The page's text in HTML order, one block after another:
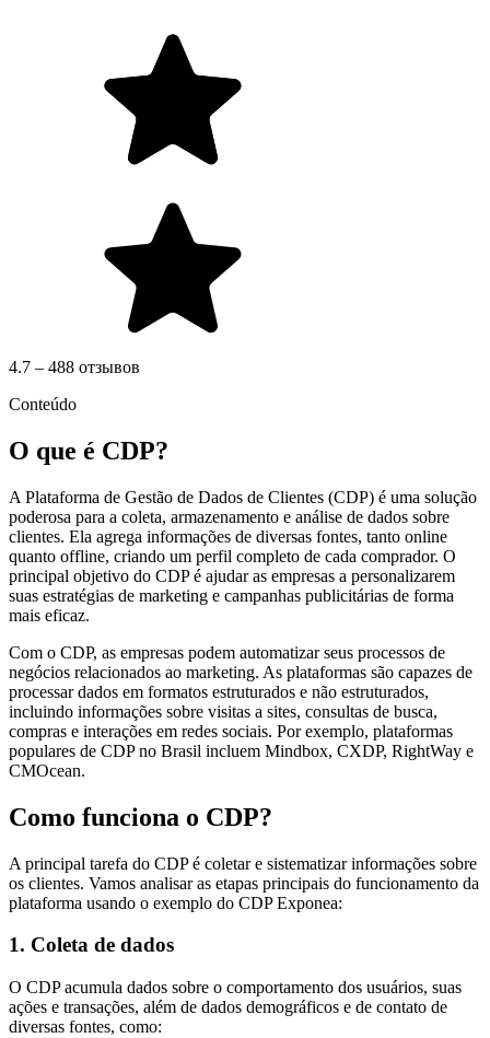
4.7 – 488 отзывов
Conteúdo
O que é CDP?
A Plataforma de Gestão de Dados de Clientes (CDP) é uma solução
poderosa para a coleta, armazenamento e análise de dados sobre
clientes. Ela agrega informações de diversas fontes, tanto online
quanto offline, criando um perfil completo de cada comprador. O
principal objetivo do CDP é ajudar as empresas a personalizarem
suas estratégias de marketing e campanhas publicitárias de forma
mais eficaz.
Com o CDP, as empresas podem automatizar seus processos de
negócios relacionados ao marketing. As plataformas são capazes de
processar dados em formatos estruturados e não estruturados,
incluindo informações sobre visitas a sites, consultas de busca,
compras e interações em redes sociais. Por exemplo, plataformas
populares de CDP no Brasil incluem Mindbox, CXDP, RightWay e
CMOcean.
Como funciona o CDP?
A principal tarefa do CDP é coletar e sistematizar informações sobre
os clientes. Vamos analisar as etapas principais do funcionamento da
plataforma usando o exemplo do CDP Exponea:
1. Coleta de dados
O CDP acumula dados sobre o comportamento dos usuários, suas
ações e transações, além de dados demográficos e de contato de
diversas fontes, como: